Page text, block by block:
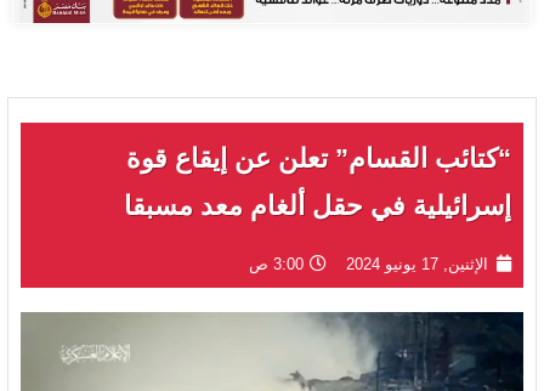
“كتائب القسام” تعلن عن إيقاع قوة
إسرائيلية في حقل ألغام معد مسبقا
الإثنين, 17 يونيو 2024 3:00 ص